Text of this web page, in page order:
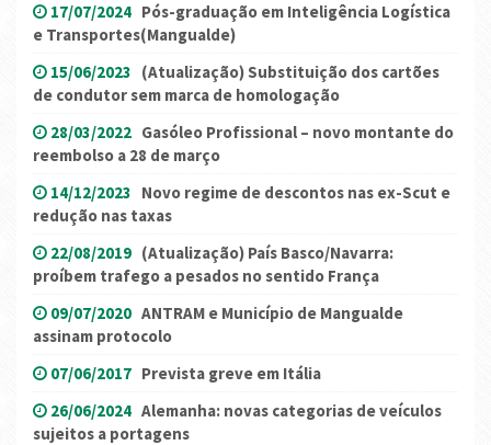
17/07/2024 Pós-graduação em Inteligência Logística
e Transportes(Mangualde)
15/06/2023 (Atualização) Substituição dos cartões
de condutor sem marca de homologação
28/03/2022 Gasóleo Profissional – novo montante do
reembolso a 28 de março
14/12/2023 Novo regime de descontos nas ex-Scut e
redução nas taxas
22/08/2019 (Atualização) País Basco/Navarra:
proíbem trafego a pesados no sentido França
09/07/2020 ANTRAM e Município de Mangualde
assinam protocolo
07/06/2017 Prevista greve em Itália
26/06/2024 Alemanha: novas categorias de veículos
sujeitos a portagens